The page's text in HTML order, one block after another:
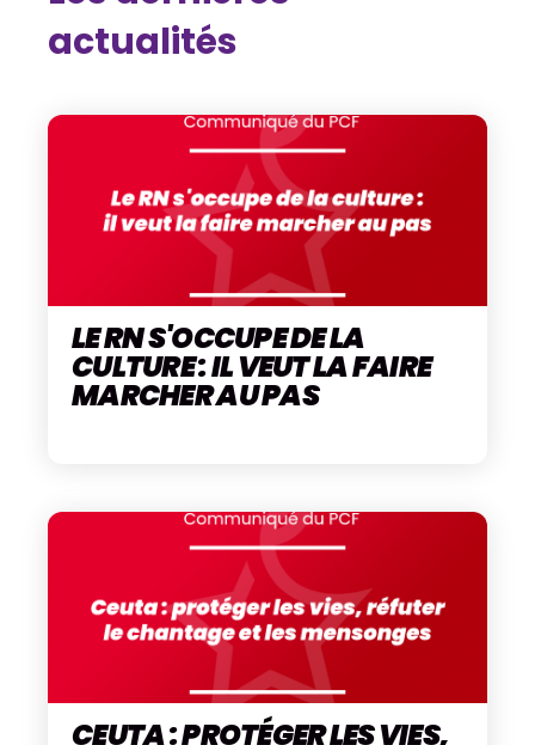
actualités
LE RN S'OCCUPE DE LA
CULTURE : IL VEUT LA FAIRE
MARCHER AU PAS
CEUTA : PROTÉGER LES VIES,